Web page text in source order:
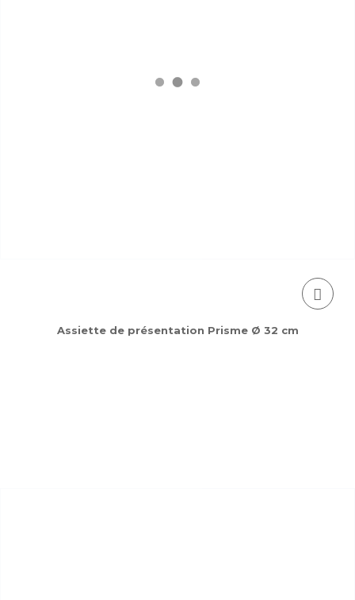
Assiette de présentation Prisme Ø 32 cm